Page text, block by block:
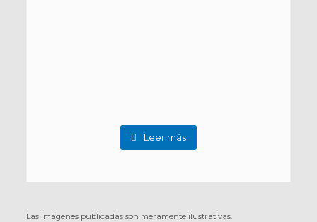
Leer más
Las imágenes publicadas son meramente ilustrativas.